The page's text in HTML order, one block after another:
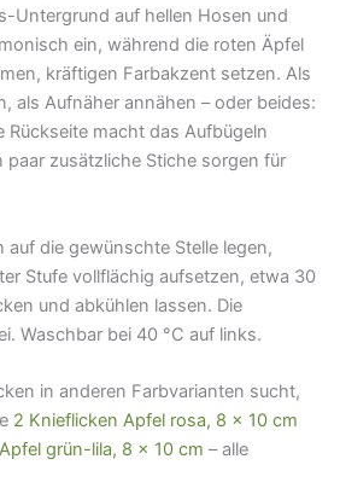
Untergrund auf hellen Hosen und
ein, während die roten Äpfel
kräftigen Farbakzent setzen. Als
als Aufnäher annähen – oder beides:
Rückseite macht das Aufbügeln
paar zusätzliche Stiche sorgen für
auf die gewünschte Stelle legen,
Stufe vollflächig aufsetzen, etwa 30
und abkühlen lassen. Die
Waschbar bei 40 °C auf links.
in anderen Farbvarianten sucht,
2 Knieflicken Apfel rosa, 8 × 10 cm
grün-lila, 8 × 10 cm – alle